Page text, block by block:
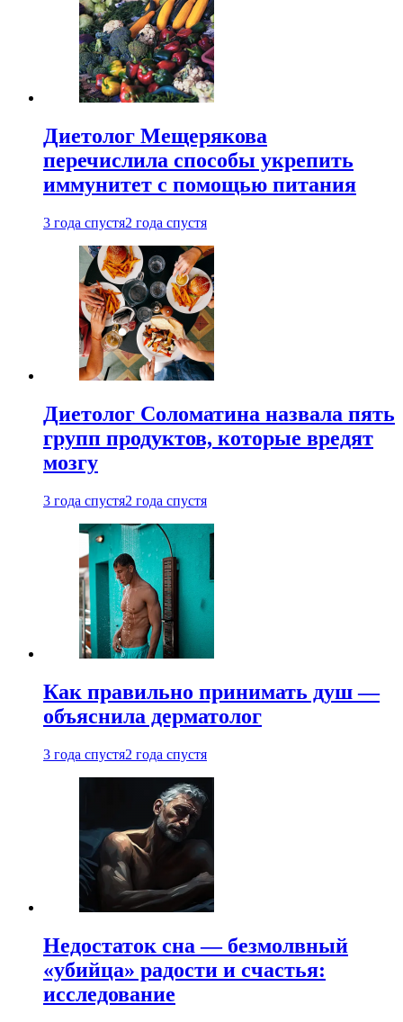
Диетолог Мещерякова
перечислила способы укрепить
иммунитет с помощью питания
3 года спустя2 года спустя
Диетолог Соломатина назвала пять
групп продуктов, которые вредят
мозгу
3 года спустя2 года спустя
Как правильно принимать душ —
объяснила дерматолог
3 года спустя2 года спустя
Недостаток сна — безмолвный
«убийца» радости и счастья:
исследование